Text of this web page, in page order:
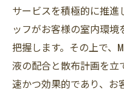
サービスを積極的に推進
ッフがお客様の室内環
把握します。その上で、
液の配合と散布計画を立
速かつ効果的であり、お